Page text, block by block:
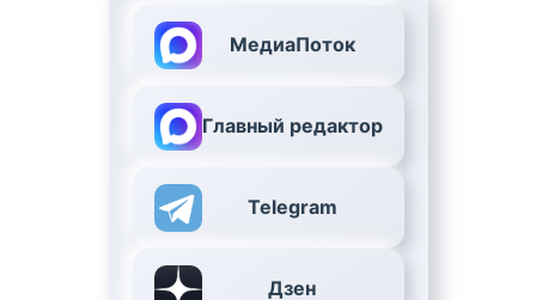
МедиаПоток
Главный редактор
Telegram
Дзен